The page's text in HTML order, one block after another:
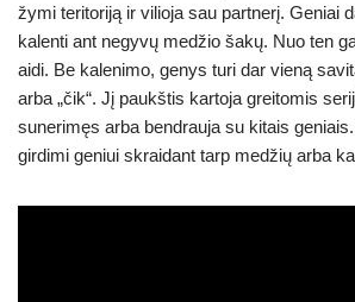
žymi teritoriją ir vilioja sau partnerį. Geniai
kalenti ant negyvų medžio šakų. Nuo ten
aidi. Be kalenimo, genys turi dar vieną
arba „čik“. Jį paukštis kartoja greitomis
sunerimęs arba bendrauja su kitais
girdimi geniui skraidant tarp medžių arba